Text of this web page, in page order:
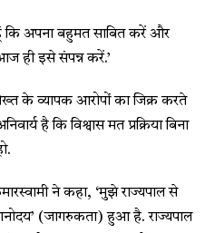
कि अपना बहुमत साबित करें और
आज ही इसे संपन्न करें.’
के व्यापक आरोपों का जिक्र करते
है कि विश्वास मत प्रक्रिया बिना
ने कहा, ‘मुझे राज्यपाल से
(जागरुकता) हुआ है. राज्यपाल